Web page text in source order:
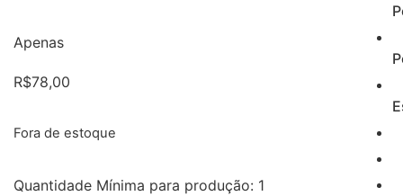
Apenas
R$78,00
Fora de estoque
Quantidade Mínima para produção: 1